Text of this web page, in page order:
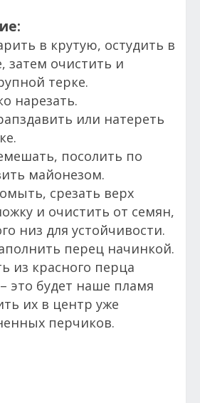
в крутую, остудить в
затем очистить и
терке.
нарезать.
или натереть
посолить по
майонезом.
срезать верх
и очистить от семян,
низ для устойчивости.
перец начинкой.
из красного перца
это будет наше пламя
их в центр уже
перчиков.